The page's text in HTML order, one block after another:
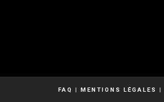
FAQ | MENTIONS LÉGALES |